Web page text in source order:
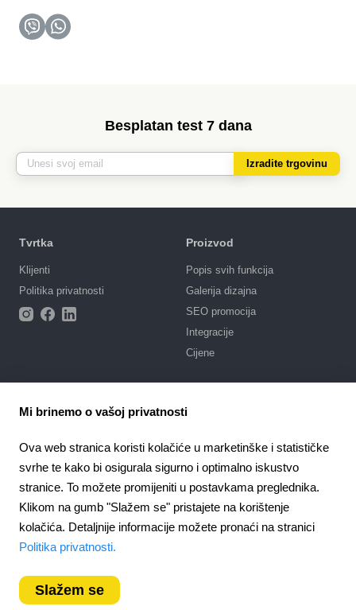
Besplatan test 7 dana
Izradite trgovinu
Tvrtka
Klijenti
Politika privatnosti
Proizvod
Popis svih funkcija
Galerija dizajna
SEO promocija
Integracije
Cijene
Portal za podršku s uputama
Partnerstvo
Partnerski program
4.6 924 recenzije
Croatia
Mi brinemo o vašoj privatnosti
Ova web stranica koristi kolačiće u marketinške i statističke
svrhe te kako bi osigurala sigurno i optimalno iskustvo
stranice. To možete promijeniti u postavkama preglednika.
Klikom na gumb "Slažem se" pristajete na korištenje
kolačića. Detaljnije informacije možete pronaći na stranici
Politika privatnosti.
Slažem se